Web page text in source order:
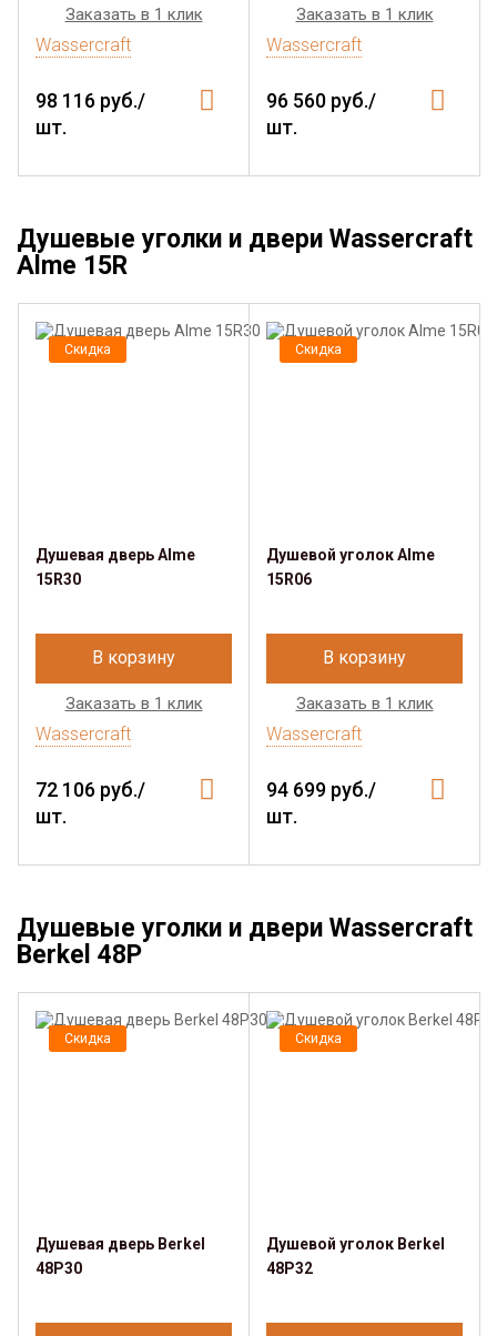
Заказать в 1 клик
Wassercraft
98 116 руб./
шт.
Заказать в 1 клик
Wassercraft
96 560 руб./
шт.
Душевые уголки и двери Wassercraft
Alme 15R
Скидка
Душевая дверь Alme
15R30
В корзину
Заказать в 1 клик
Wassercraft
72 106 руб./
шт.
Скидка
Душевой уголок Alme
15R06
В корзину
Заказать в 1 клик
Wassercraft
94 699 руб./
шт.
Душевые уголки и двери Wassercraft
Berkel 48P
Скидка
Душевая дверь Berkel
48P30
Скидка
Душевой уголок Berkel
48P32